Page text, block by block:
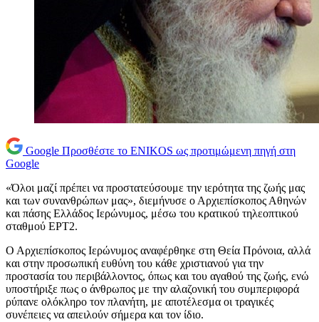
Google Προσθέστε το ENIKOS ως προτιμώμενη πηγή στη
Google
«Όλοι μαζί πρέπει να προστατεύσουμε την ιερότητα της ζωής μας
και των συνανθρώπων μας», διεμήνυσε ο Αρχιεπίσκοπος Αθηνών
και πάσης Ελλάδος Ιερώνυμος, μέσω του κρατικού τηλεοπτικού
σταθμού ΕΡΤ2.
Ο Αρχιεπίσκοπος Ιερώνυμος αναφέρθηκε στη Θεία Πρόνοια, αλλά
και στην προσωπική ευθύνη του κάθε χριστιανού για την
προστασία του περιβάλλοντος, όπως και του αγαθού της ζωής, ενώ
υποστήριξε πως ο άνθρωπος με την αλαζονική του συμπεριφορά
ρύπανε ολόκληρο τον πλανήτη, με αποτέλεσμα οι τραγικές
συνέπειες να απειλούν σήμερα και τον ίδιο.